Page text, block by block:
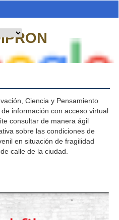
Powered by
y la
Ciencia y Pensamiento
información con acceso virtual
consultar de manera ágil
sobre las condiciones de
en situación de fragilidad
calle de la ciudad.